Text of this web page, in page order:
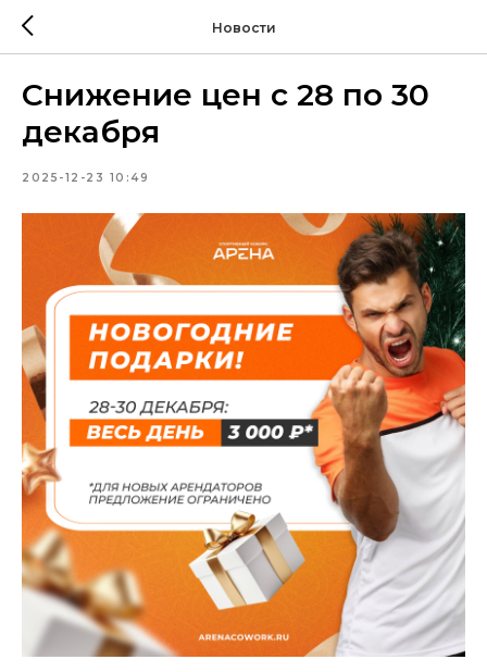
Новости
Снижение цен с 28 по 30
декабря
2025-12-23 10:49